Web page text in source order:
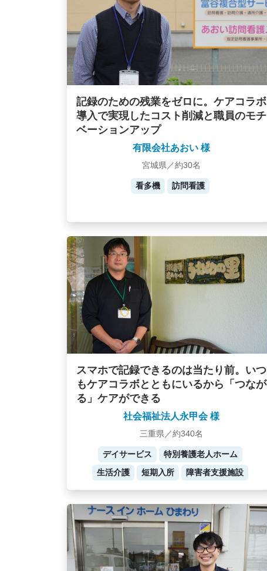
記録のための残業をゼロに。ケアコラボ
導入で実現したコスト削減と職員のモチ
ベーションアップ
有限会社あおい 様
宮城県／約30名
看多機 訪問看護
スマホで記録できるのは当たり前。いつ
もケアコラボとともにいるから「つなが
る」ケアができる
社会福祉法人永甲会 様
三重県／約340名
デイサービス
特別養護老人ホーム
生活介護
短期入所 障害者支援施設